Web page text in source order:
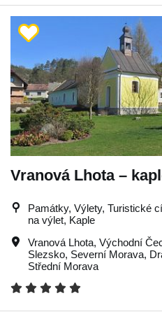
Vranová Lhota –
Památky, Výlety, Turistické
na výlet, Kaple
Vranová Lhota, Východní
Slezsko, Severní Morava,
Střední Morava